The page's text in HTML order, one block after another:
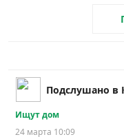
Подслушано в
Ищут дом
24 марта 10:09